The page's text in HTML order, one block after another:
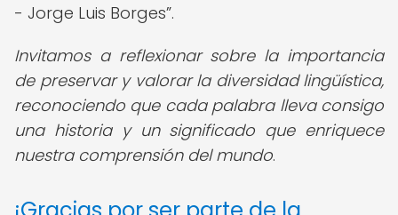
- Jorge Luis Borges .
Invitamos a reflexionar sobre la importancia
de preservar y valorar la diversidad lingüística,
reconociendo que cada palabra lleva consigo
una historia y un significado que enriquece
nuestra comprensión del mundo.